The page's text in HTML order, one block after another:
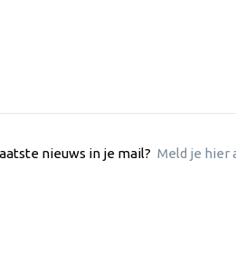
nieuws in je mail? Meld je hier